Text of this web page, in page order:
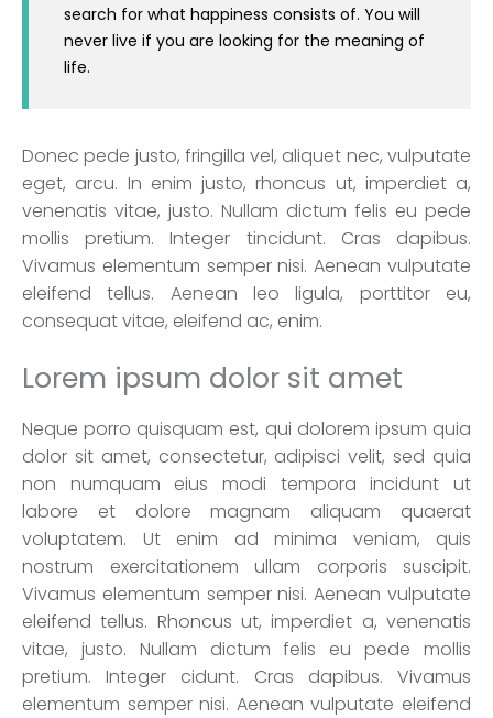
search for what happiness consists of. You will
never live if you are looking for the meaning of
life.
Donec pede justo, fringilla vel, aliquet nec, vulputate
eget, arcu. In enim justo, rhoncus ut, imperdiet a,
venenatis vitae, justo. Nullam dictum felis eu pede
mollis pretium. Integer tincidunt. Cras dapibus.
Vivamus elementum semper nisi. Aenean vulputate
eleifend tellus. Aenean leo ligula, porttitor eu,
consequat vitae, eleifend ac, enim.
Lorem ipsum dolor sit amet
Neque porro quisquam est, qui dolorem ipsum quia
dolor sit amet, consectetur, adipisci velit, sed quia
non numquam eius modi tempora incidunt ut
labore et dolore magnam aliquam quaerat
voluptatem. Ut enim ad minima veniam, quis
nostrum exercitationem ullam corporis suscipit.
Vivamus elementum semper nisi. Aenean vulputate
eleifend tellus. Rhoncus ut, imperdiet a, venenatis
vitae, justo. Nullam dictum felis eu pede mollis
pretium. Integer cidunt. Cras dapibus. Vivamus
elementum semper nisi. Aenean vulputate eleifend